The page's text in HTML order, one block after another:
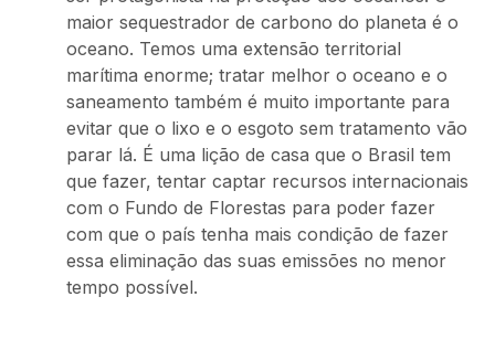
maior sequestrador de carbono do planeta é o
oceano. Temos uma extensão territorial
marítima enorme; tratar melhor o oceano e o
saneamento também é muito importante para
evitar que o lixo e o esgoto sem tratamento vão
parar lá. É uma lição de casa que o Brasil tem
que fazer, tentar captar recursos internacionais
com o Fundo de Florestas para poder fazer
com que o país tenha mais condição de fazer
essa eliminação das suas emissões no menor
tempo possível.